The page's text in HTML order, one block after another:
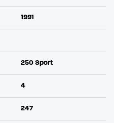
1991
250 Sport
4
247